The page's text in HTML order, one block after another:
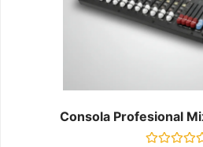
Consola Profesional